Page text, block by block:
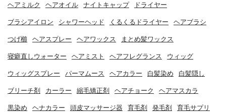
ヘアミルク ヘアオイル ナイトキャップ ドライヤー
ブラシアイロン シャワーヘッド くるくるドライヤー ヘアブラシ
つげ櫛 ヘアスプレー ヘアワックス まとめ髪ワックス
寝癖直しウォーター ヘアミスト ヘアフレグランス ウィッグ
ウィッグスプレー パーマムース ヘアカラー 白髪染め 白髪隠し
ブリーチ剤 カーラー 縮毛矯正剤 ヘアチョーク ヘアマスカラ
黒染め ヘナカラー 頭皮マッサージ器 育毛剤 発毛剤 育毛サプリ